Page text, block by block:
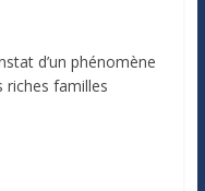
d’un phénomène
riches familles